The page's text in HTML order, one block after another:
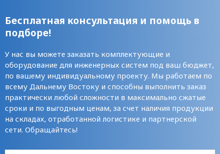
Бесплатная консультация и помощь в
подборе!
У нас вы можете заказать комплектующие и
оборудование для инженерных систем под ваш бюджет,
по вашему индивидуальному проекту. Мы работаем по
всему Дальнему Востоку и способны выполнить заказ
практически любой сложности в максимально сжатые
сроки и по выгодным ценам, за счет наличия продукции
на складах, отработанной логистике и партнерской
сети. Обращайтесь!